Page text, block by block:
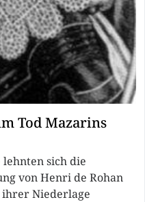
Tod Mazarins
sich die
von Henri de Rohan
ihrer Niederlage